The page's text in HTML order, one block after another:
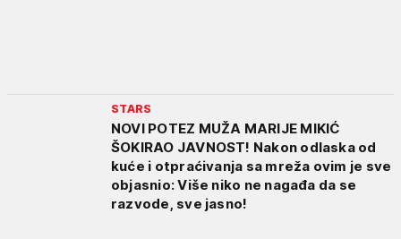
STARS
NOVI POTEZ MUŽA MARIJE MIKIĆ
ŠOKIRAO JAVNOST! Nakon odlaska od
kuće i otpraćivanja sa mreža ovim je sve
objasnio: Više niko ne nagađa da se
razvode, sve jasno!